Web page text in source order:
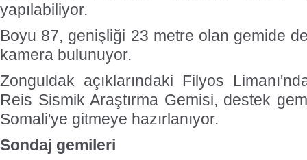
yapılabiliyor.
Boyu 87, genişliği 23 metre olan gemide
kamera bulunuyor.
Zonguldak açıklarındaki Filyos
Reis Sismik Araştırma Gemisi, destek
Somali'ye gitmeye hazırlanıyor.
Sondaj gemileri